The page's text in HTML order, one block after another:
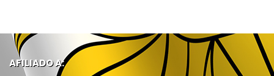
AFILIADO A: